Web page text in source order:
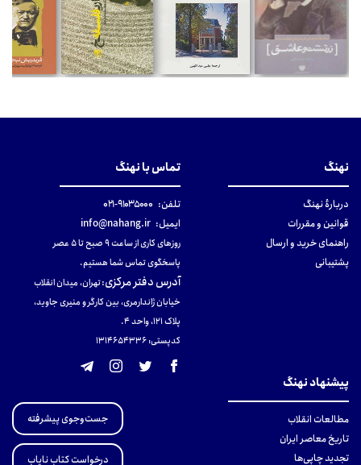
نهنگ
دربارهٔ نهنگ
قوانین و مقررات
راهنمای خرید و ارسال
پشتیبانی
تماس با نهنگ
تلفن: ۹۱۰۳۵۰۰۰-۰۲۱
ایمیل: info@nahang.ir
روزهای کاری از ساعت ۹ صبح تا ۵ عصر
پاسخگوی تماس شما هستیم.
آدرس دفتر مرکزی:تهران، میدان انقلاب
خیابان ژاندارمری، بین کارگر و منیری جاوید،
پلاک 121، واحد ۴.
کدپستی: 131465433۶
پیشنهاد نهنگ
مطالعات انقلاب
تاریخ معاصر ایران
تجدید چاپی‌ها
جست‌وجوی پیشرفته
درخواست کتاب نایاب